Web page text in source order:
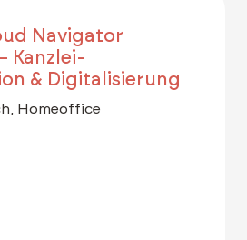
Navigator
Kanzlei-
& Digitalisierung
Homeoffice